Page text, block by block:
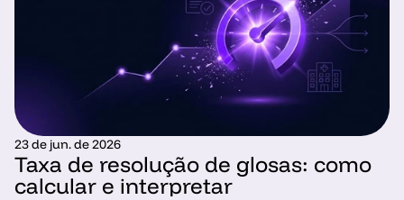
23 de jun. de 2026
Taxa de resolução de glosas: como
calcular e interpretar